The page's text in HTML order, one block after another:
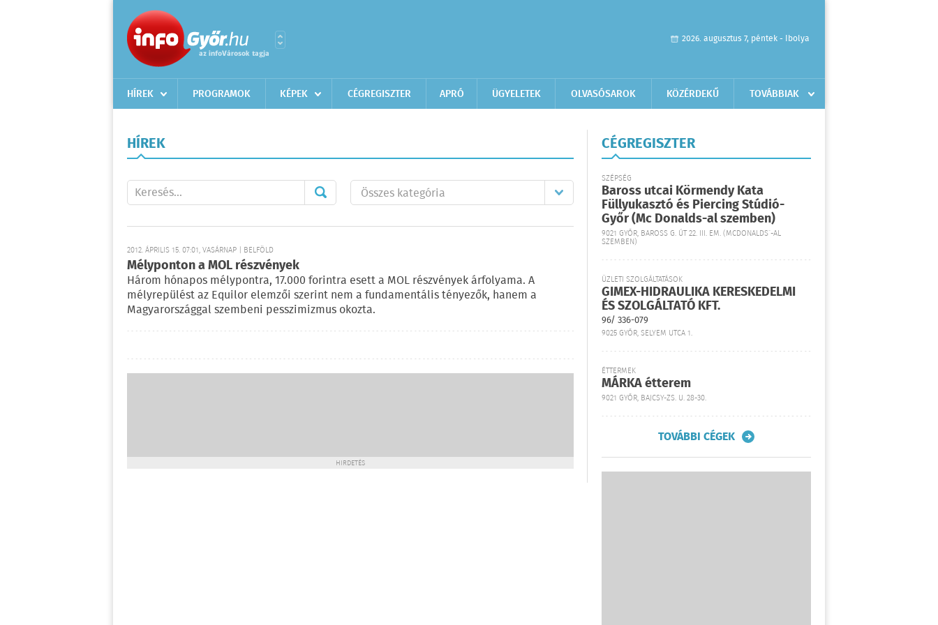
2026. augusztus 7, péntek - Ibolya
HÍREK PROGRAMOK KÉPEK CÉGREGISZTER APRÓ ÜGYELETEK OLVASÓSAROK KÖZÉRDEKŰ TOVÁBBIAK
HÍREK
2012. ÁPRILIS 15. 07:01, VASÁRNAP | BELFÖLD
Mélyponton a MOL részvények
Három hónapos mélypontra, 17.000 forintra esett a MOL részvények árfolyama. A
mélyrepülést az Equilor elemzői szerint nem a fundamentális tényezők, hanem a
Magyarországgal szembeni pesszimizmus okozta.
HIRDETÉS
CÉGREGISZTER
SZÉPSÉG
Baross utcai Körmendy Kata
Füllyukasztó és Piercing Stúdió-
Győr (Mc Donalds-al szemben)
9021 GYŐR, BAROSS G. ÚT 22. III. EM. (MCDONALDS´-AL
SZEMBEN)
ÜZLETI SZOLGÁLTATÁSOK
GIMEX-HIDRAULIKA KERESKEDELMI
ÉS SZOLGÁLTATÓ KFT.
96/ 336-079
9025 GYŐR, SELYEM UTCA 1.
ÉTTERMEK
MÁRKA étterem
9021 GYŐR, BAJCSY-ZS. U. 28-30.
TOVÁBBI CÉGEK